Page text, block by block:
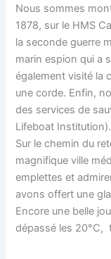
Nous sommes
1878, sur le HMS
la seconde guerre
marin espion qui a
également visité la
une corde. Enfin,
des services de
Lifeboat Institution).
Sur le chemin du
magnifique ville
emplettes et
avons offert une
Encore une belle
dépassé les 20°C,